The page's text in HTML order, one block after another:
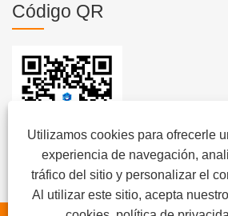
Utilizamos cookies para ofrecerle
experiencia de navegación,
tráfico del sitio y personalizar el
Al utilizar este sitio, acepta
Código QR